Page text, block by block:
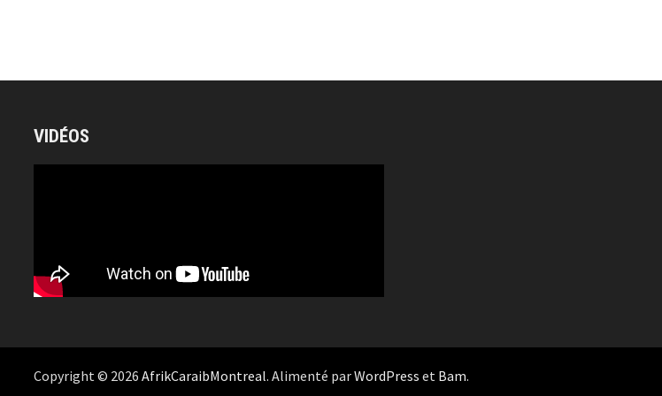
VIDÉOS
Copyright © 2026AfrikCaraibMontreal. Alimenté parWordPress et Bam.